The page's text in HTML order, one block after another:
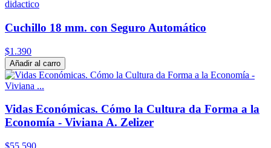
Cuchillo 18 mm. con Seguro Automático
$1.390
Añadir al carro
Vidas Económicas. Cómo la Cultura da Forma a la
Economía - Viviana A. Zelizer